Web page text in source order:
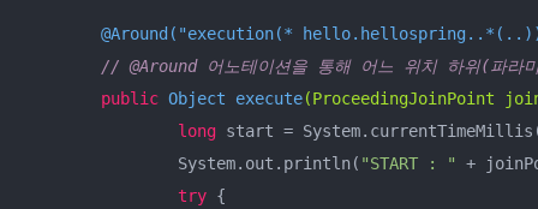
@Around("execution(*
// @Around 어노테이션을 통해 어느 위치 하위(파라
public Object execute(ProceedingJoinPoint
long start =
		System.out.println(
"START : "
+
try {